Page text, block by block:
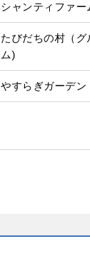
シャンティファー
たびだちの村（グ
ム)
やすらぎガーデン